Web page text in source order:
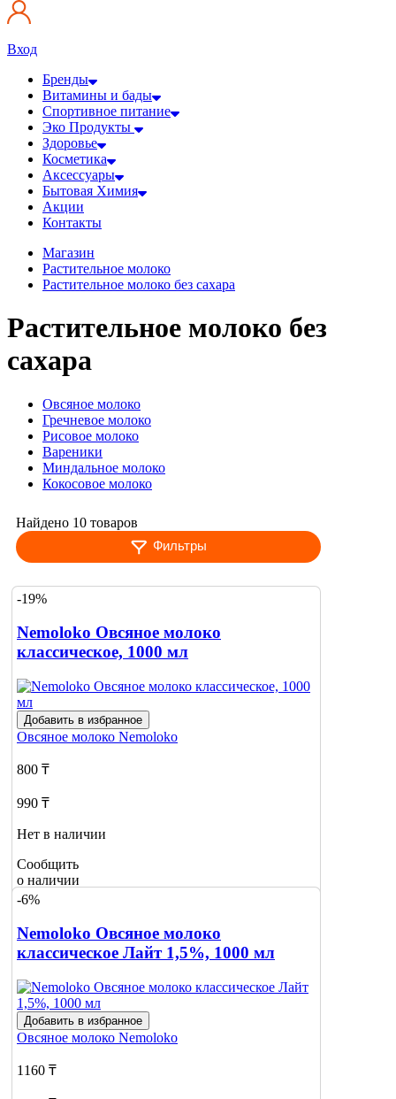
Вход
Бренды
Витамины и бады
Спортивное питание
Эко Продукты
Здоровье
Косметика
Аксессуары
Бытовая Химия
Акции
Контакты
Магазин
Растительное молоко
Растительное молоко без сахара
Растительное молоко без
сахара
Овсяное молоко
Гречневое молоко
Рисовое молоко
Вареники
Миндальное молоко
Кокосовое молоко
Найдено 10 товаров
Фильтры
-19%
Nemoloko Овсяное молоко
классическое, 1000 мл
Добавить в избранное
Овсяное молоко Nemoloko
800 ₸
990 ₸
Нет в наличии
Сообщить
о наличии
-6%
Nemoloko Овсяное молоко
классическое Лайт 1,5%, 1000 мл
Добавить в избранное
Овсяное молоко Nemoloko
1160 ₸